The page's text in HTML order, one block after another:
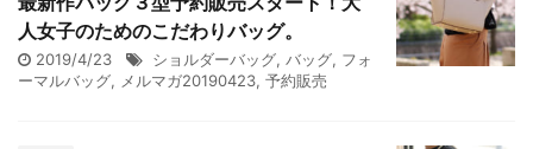
人女子のためのこだわりバッグ。
2019/4/23 ショルダーバッグ, バッグ, フォ
ーマルバッグ, メルマガ20190423, 予約販売